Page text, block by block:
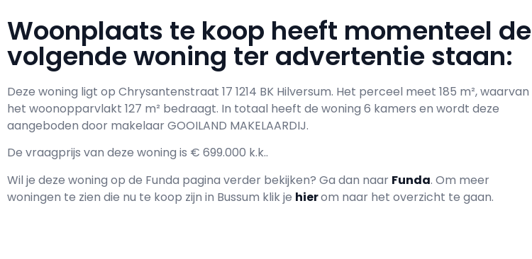
Woonplaats te koop heeft momenteel de
volgende woning ter advertentie staan:
Deze woning ligt op Chrysantenstraat 17 1214 BK Hilversum. Het perceel meet 185 m², waarvan
het woonopparvlakt 127 m² bedraagt. In totaal heeft de woning 6 kamers en wordt deze
aangeboden door makelaar GOOILAND MAKELAARDIJ.
De vraagprijs van deze woning is € 699.000 k.k..
Wil je deze woning op de Funda pagina verder bekijken? Ga dan naar Funda. Om meer
woningen te zien die nu te koop zijn in Bussum klik je hierom naar het overzicht te gaan.